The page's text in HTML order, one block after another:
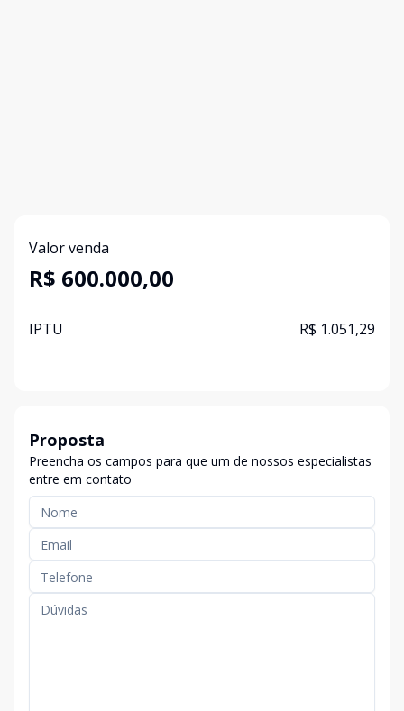
Valor venda
R$ 600.000,00
IPTU R$ 1.051,29
Proposta
Preencha os campos para que um de nossos especialistas
entre em contato